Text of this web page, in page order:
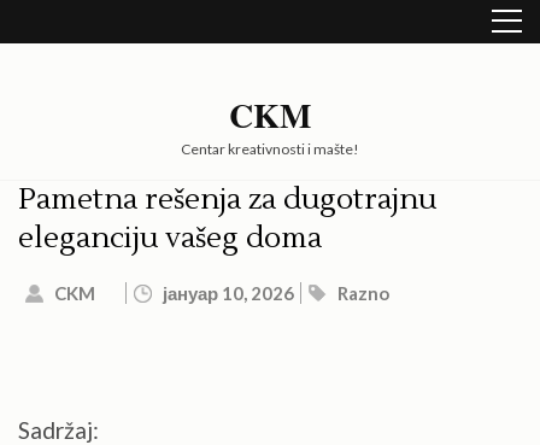
to
CKM
Centar kreativnosti i mašte!
Pametna rešenja za dugotrajnu
eleganciju vašeg doma
CKM јануар 10, 2026 Razno
Sadržaj: